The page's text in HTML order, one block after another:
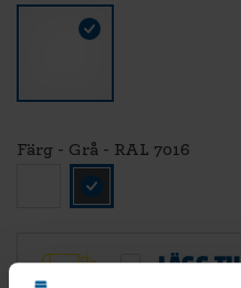
Färg - Grå - RAL 7016
LÄGG